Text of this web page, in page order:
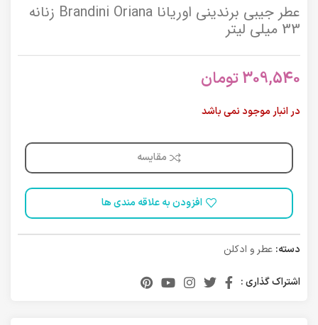
عطر جیبی برندینی اوریانا Brandini Oriana زنانه
33 میلی لیتر
309,540تومان
در انبار موجود نمی باشد
مقایسه
افزودن به علاقه مندی ها
دسته: عطر و ادکلن
اشتراک گذاری :